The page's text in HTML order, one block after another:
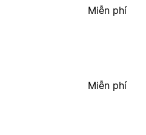
Miễn phí
Miễn phí